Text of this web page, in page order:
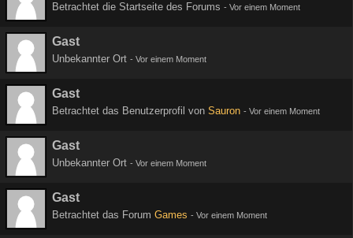
Betrachtet die Startseite des Forums - Vor einem Moment
Gast
Unbekannter Ort - Vor einem Moment
Gast
Betrachtet das Benutzerprofil von Sauron - Vor einem Moment
Gast
Unbekannter Ort - Vor einem Moment
Gast
Betrachtet das Forum Games - Vor einem Moment